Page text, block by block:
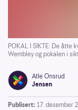
POKAL I SIKTE: De åtte
Wembley og pokalen i
Atle Onsrud
Jensen
Publisert: 17. desember